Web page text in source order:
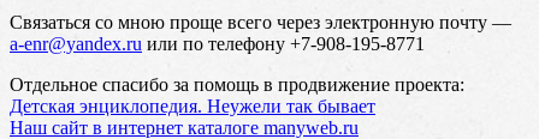
Связаться со мною проще всего через электронную почту —
a-enr@yandex.ru или по телефону +7-908-195-8771
Отдельное спасибо за помощь в продвижение проекта:
Детская энциклопедия. Неужели так бывает
Наш сайт в интернет каталоге manyweb.ru